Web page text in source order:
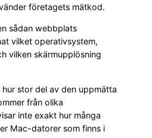
företagets mätkod.
sådan webbplats
vilket operativsystem,
vilken skärmupplösning
stor del av den uppmätta
från olika
inte exakt hur många
Mac-datorer som finns i